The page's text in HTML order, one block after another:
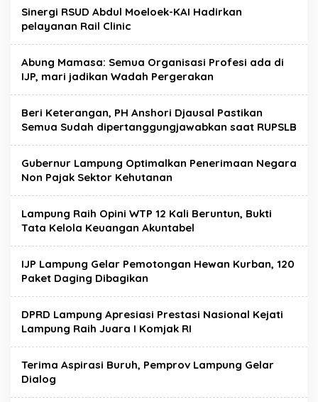
Sinergi RSUD Abdul Moeloek-KAI Hadirkan
pelayanan Rail Clinic
Abung Mamasa: Semua Organisasi Profesi ada di
IJP, mari jadikan Wadah Pergerakan
Beri Keterangan, PH Anshori Djausal Pastikan
Semua Sudah dipertanggungjawabkan saat RUPSLB
Gubernur Lampung Optimalkan Penerimaan Negara
Non Pajak Sektor Kehutanan
Lampung Raih Opini WTP 12 Kali Beruntun, Bukti
Tata Kelola Keuangan Akuntabel
IJP Lampung Gelar Pemotongan Hewan Kurban, 120
Paket Daging Dibagikan
DPRD Lampung Apresiasi Prestasi Nasional Kejati
Lampung Raih Juara I Komjak RI
Terima Aspirasi Buruh, Pemprov Lampung Gelar
Dialog